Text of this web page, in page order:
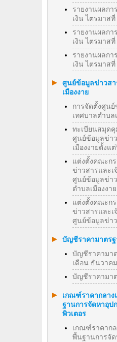
รายงานผลกา
เงิน ไตรมาสที่
รายงานผลกา
เงิน ไตรมาสที่
รายงานผลกา
เงิน ไตรมาสที่
ศูนย์ข้อมูลข่าวสา
เมืองงาย
การจัดตั้งศูน
เทศบาลตำบล
ทะเบียนสมุดคุ
ศูนย์ข้อมูลข่า
เมืองงายตั้งแ
แต่งตั้งคณะก
ข่าวสารและเ
ศูนย์ข้อมูลข่า
ตำบลเมืองงา
แต่งตั้งคณะก
ข่าวสารและเ
ศูนย์ข้อมูลข่าว
บัญชีราคามาตร
บัญชีราคามา
เดือน ธันวาคม
บัญชีราคามา
เกณฑ์ราคากลา
ฐานการจัดหาอุ
พิวเตอร
เกณฑ์ราคาก
พื้นฐานการจั